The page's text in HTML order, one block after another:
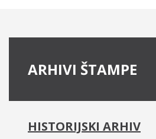
ARHIVI ŠTAMPE
HISTORIJSKI ARHIV